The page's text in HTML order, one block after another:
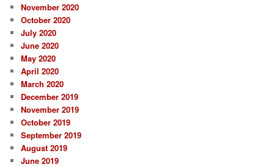
November 2020
October 2020
July 2020
June 2020
May 2020
April 2020
March 2020
December 2019
November 2019
October 2019
September 2019
August 2019
June 2019